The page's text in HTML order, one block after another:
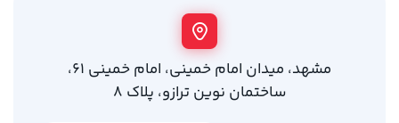
مشهد، میدان امام خمینی، امام خمینی 61،
ساختمان نوین ترازو، پلاک 8